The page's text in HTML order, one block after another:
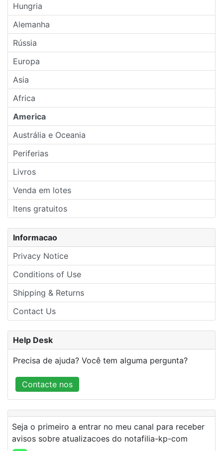
Hungria
Alemanha
Rússia
Europa
Asia
Africa
America
Austrália e Oceania
Periferias
Livros
Venda em lotes
Itens gratuitos
Informacao
Privacy Notice
Conditions of Use
Shipping & Returns
Contact Us
Help Desk
Precisa de ajuda? Você tem alguma pergunta?
Contacte nos
Seja o primeiro a entrar no meu canal para receber
avisos sobre atualizacoes do notafilia-kp-com